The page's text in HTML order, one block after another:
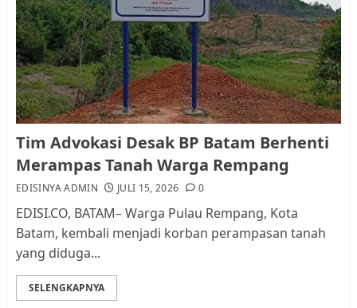
1
Pemko Batam Tegaskan RT dan
RW bukan Petugas Pendataan
dan Pemungutan Pajak
AGUSTUS 1, 2026 0
Kader Pajak jadi Penghubung
Pemerintah dan Masyarakat di
Lingkungan RT/RW
AGUSTUS 1, 2026
Tim Advokasi Desak BP Batam Berhenti
Merampas Tanah Warga Rempang
EDISINYA ADMIN JULI 15, 2026 0
EDISI.CO, BATAM– Warga Pulau Rempang, Kota
Batam, kembali menjadi korban perampasan tanah
yang diduga...
SELENGKAPNYA